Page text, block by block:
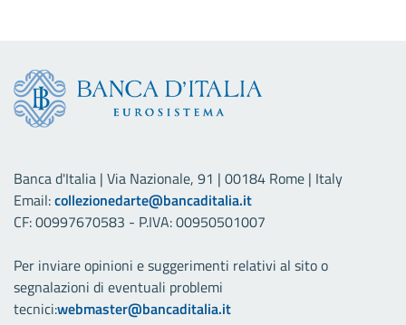
Banca d'Italia | Via Nazionale, 91 | 00184 Rome | Italy
Email:collezionedarte@bancaditalia.it
CF: 00997670583 - P.IVA: 00950501007
Per inviare opinioni e suggerimenti relativi al sito o
segnalazioni di eventuali problemi
tecnici:webmaster@bancaditalia.it